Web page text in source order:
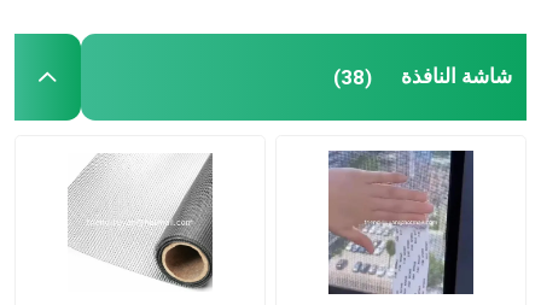
شاشة النافذة (38)